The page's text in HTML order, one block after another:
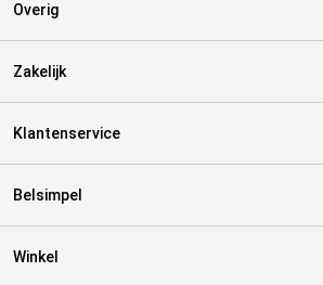
Overig
Zakelijk
Klantenservice
Belsimpel
Winkel